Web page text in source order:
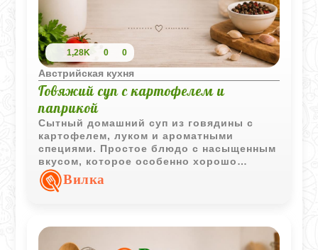
1,28K 0 0
Австрийская кухня
Говяжий суп с картофелем и
паприкой
Сытный домашний суп из говядины с
картофелем, луком и ароматными
специями. Простое блюдо с насыщенным
вкусом, которое особенно хорошо
подходит для прохладного времени года.
Вилка